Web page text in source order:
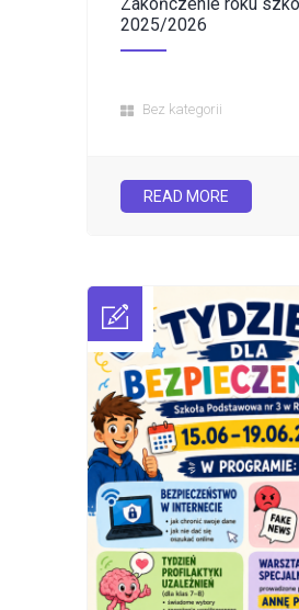
2025/2026
Bez kategorii
READ MORE